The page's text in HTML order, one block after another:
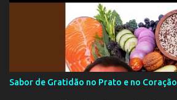
Sabor de Gratidão no Prato e no Coração